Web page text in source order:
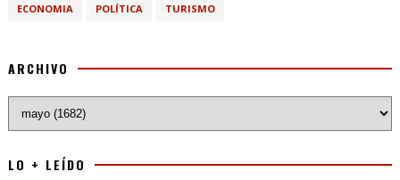
ECONOMIA POLÍTICA TURISMO
ARCHIVO
LO + LEÍDO